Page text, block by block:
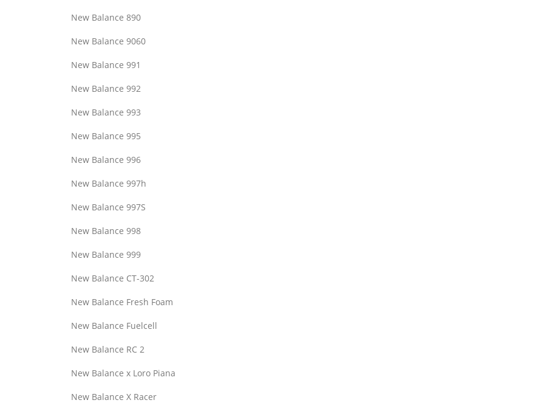
New Balance 890
New Balance 9060
New Balance 991
New Balance 992
New Balance 993
New Balance 995
New Balance 996
New Balance 997h
New Balance 997S
New Balance 998
New Balance 999
New Balance CT-302
New Balance Fresh Foam
New Balance Fuelcell
New Balance RC 2
New Balance x Loro Piana
New Balance X Racer